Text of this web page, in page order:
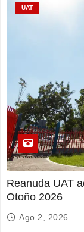
UAT
Reanuda UAT
Otoño 2026
Ago 2, 2026